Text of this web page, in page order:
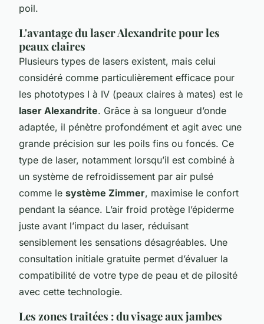
poil.
L'avantage du laser Alexandrite pour les
peaux claires
Plusieurs types de lasers existent, mais celui
considéré comme particulièrement efficace pour
les phototypes I à IV (peaux claires à mates) est le
laser Alexandrite. Grâce à sa longueur d’onde
adaptée, il pénètre profondément et agit avec une
grande précision sur les poils fins ou foncés. Ce
type de laser, notamment lorsqu’il est combiné à
un système de refroidissement par air pulsé
comme le système Zimmer, maximise le confort
pendant la séance. L’air froid protège l’épiderme
juste avant l’impact du laser, réduisant
sensiblement les sensations désagréables. Une
consultation initiale gratuite permet d’évaluer la
compatibilité de votre type de peau et de pilosité
avec cette technologie.
Les zones traitées : du visage aux jambes